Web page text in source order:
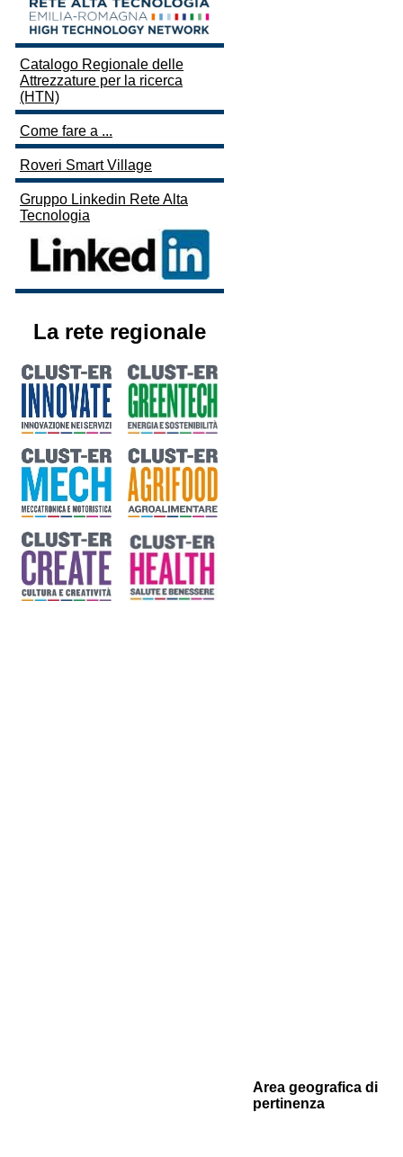
Catalogo Regionale delle
Attrezzature per la ricerca
(HTN)
Come fare a ...
Roveri Smart Village
Gruppo Linkedin Rete Alta
Tecnologia
La rete regionale
Area geografica di
pertinenza